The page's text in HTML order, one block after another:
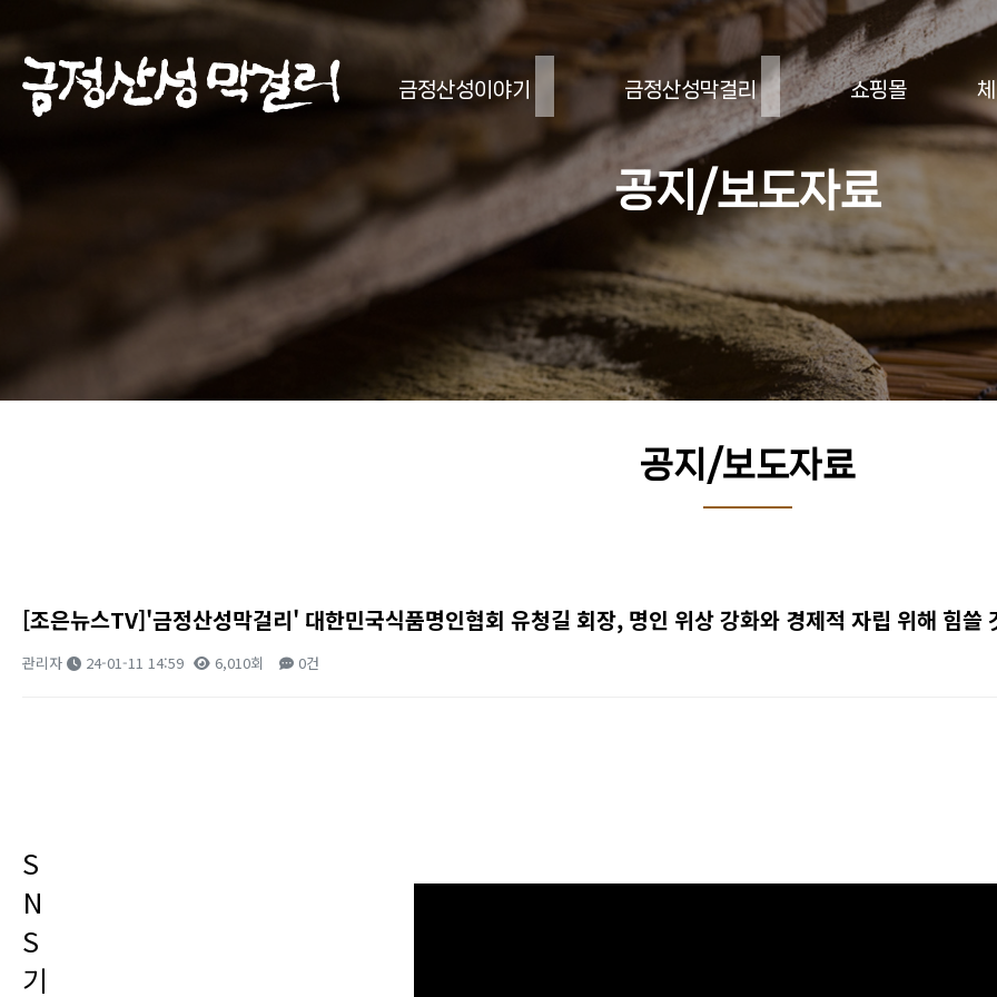
금정산성이야기 금정산성막걸리 쇼핑몰
공지/보도자료
공지/보도자료
[조은뉴스TV]'금정산성막걸리' 대한민국식품명인협회 유청길 회장, 명인 위상 강화와 경제적 자립 위해 힘쓸
관리자 24-01-11 14:59 6,010회 0건
S
N
S
기